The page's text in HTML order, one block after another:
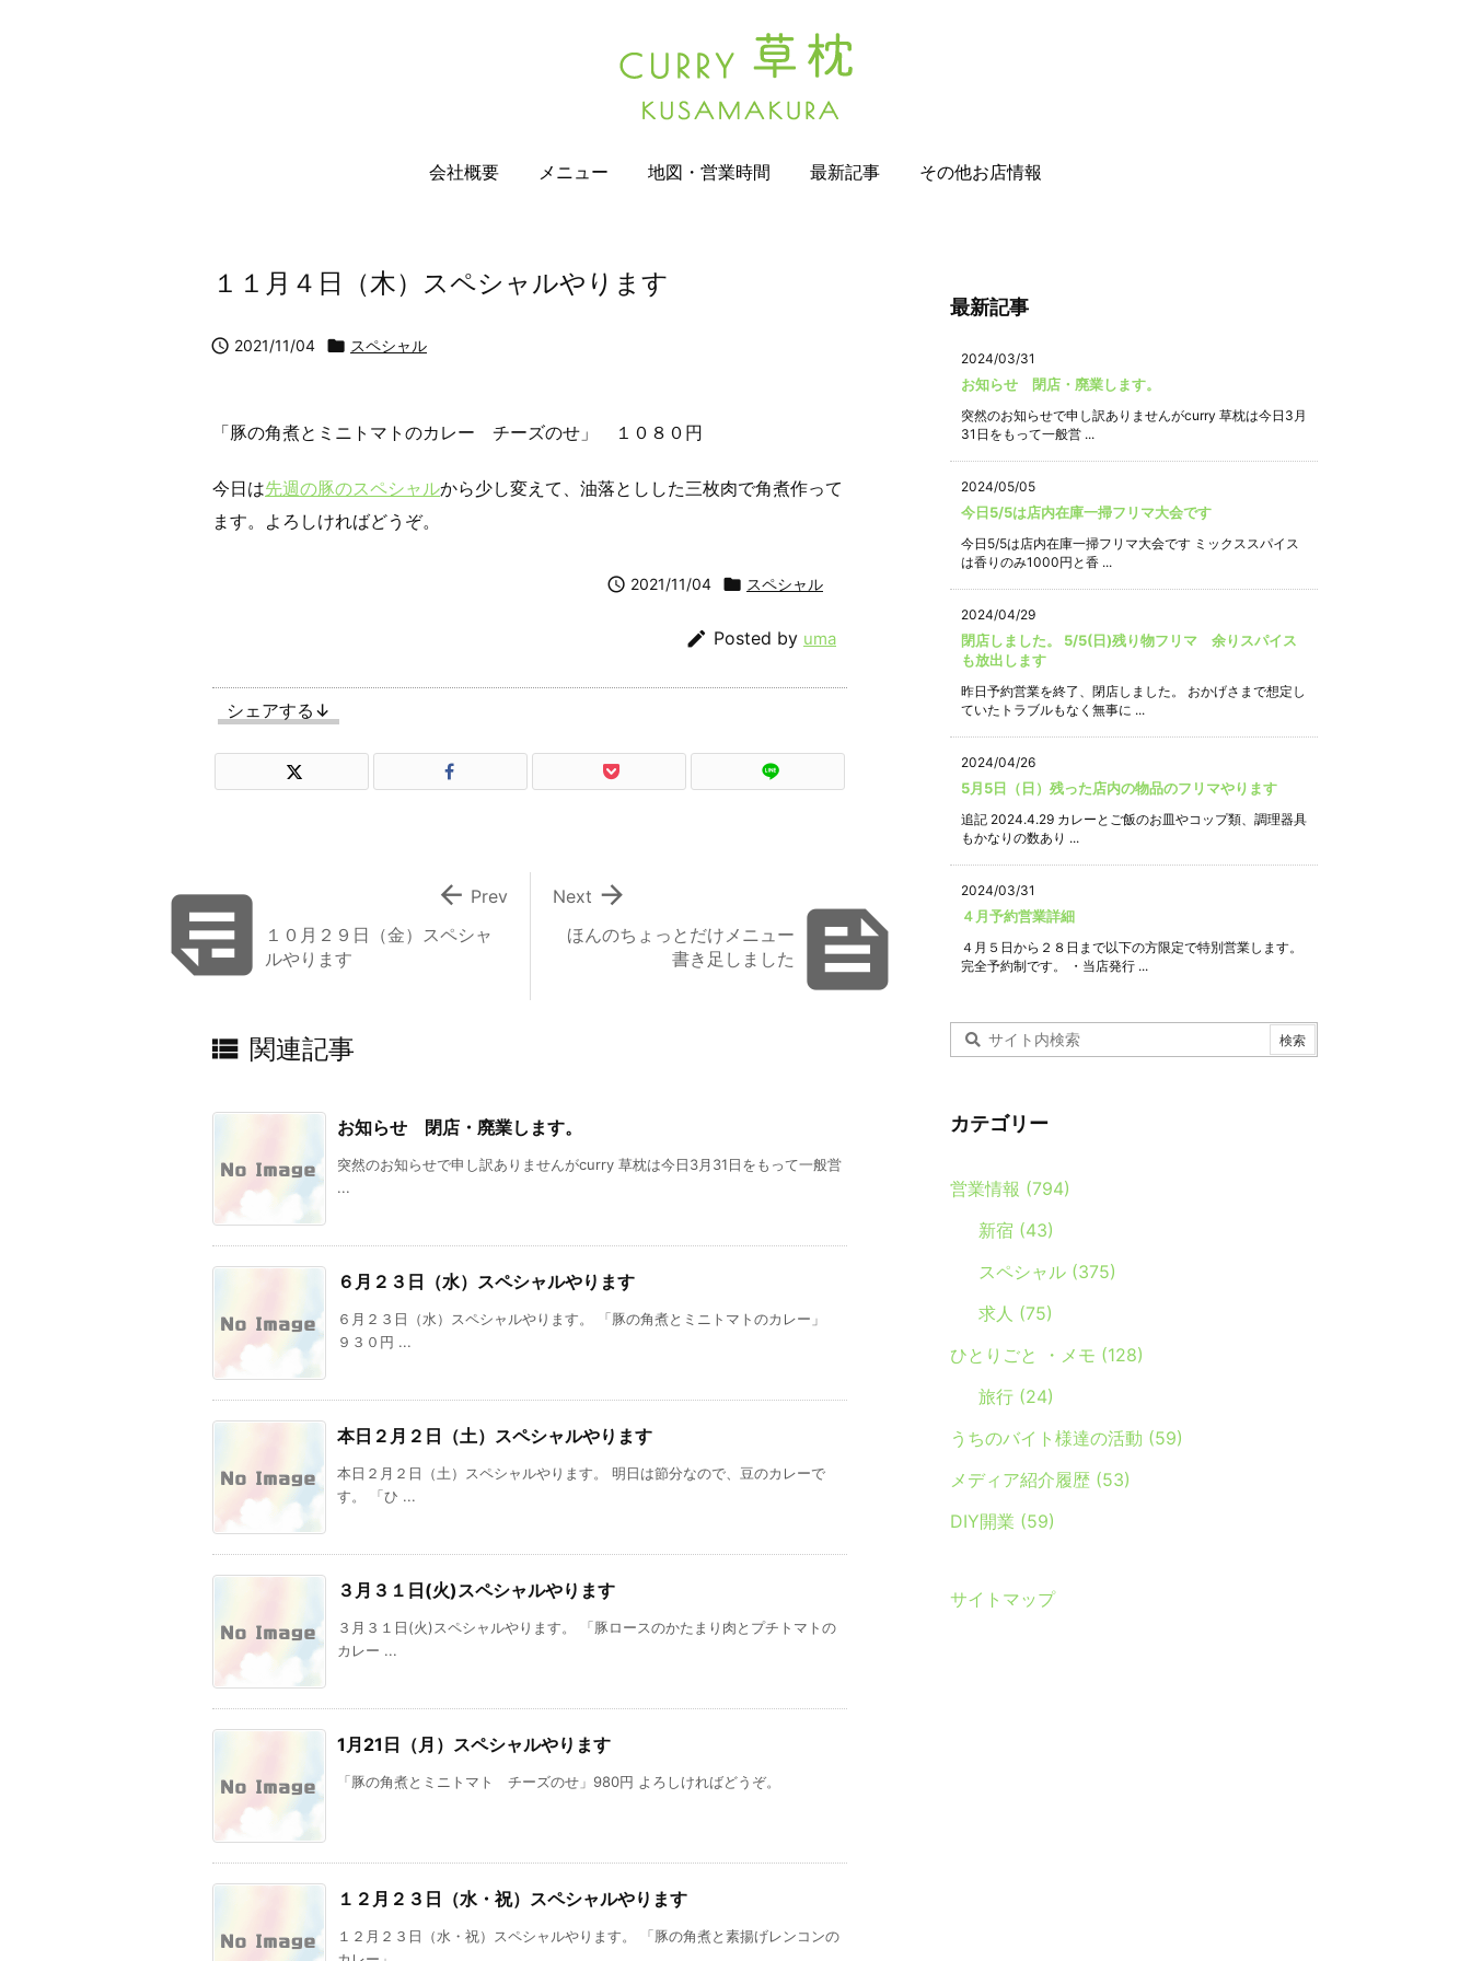
会社概要 メニュー 地図・営業時間 最新記事 その他お店情報
１１月４日（木）スペシャルやります
 2021/11/04  スペシャル
「豚の角煮とミニトマトのカレー チーズのせ」 １０８０円
今日は先週の豚のスペシャルから少し変えて、油落としした三枚肉で角煮作って
ます。よろしければどうぞ。
 2021/11/04  スペシャル
 Posted by uma
シェアする↓

ほんのちょっとだけメニュー
書き足しました

Next
１０月２９日（金）スペシャ
ルやります
 Prev
 関連記事
お知らせ 閉店・廃業します。
突然のお知らせで申し訳ありませんがcurry 草枕は今日3月31日をもって一般営
...
６月２３日（水）スペシャルやります
６月２３日（水）スペシャルやります。 「豚の角煮とミニトマトのカレー」
９３０円 ...
本日２月２日（土）スペシャルやります
本日２月２日（土）スペシャルやります。 明日は節分なので、豆のカレーで
す。 「ひ ...
３月３１日(火)スペシャルやります
３月３１日(火)スペシャルやります。 「豚ロースのかたまり肉とプチトマトの
カレー ...
1月21日（月）スペシャルやります
「豚の角煮とミニトマト チーズのせ」980円 よろしければどうぞ。
１２月２３日（水・祝）スペシャルやります
１２月２３日（水・祝）スペシャルやります。 「豚の角煮と素揚げレンコンの
最新記事
2024/03/31
お知らせ 閉店・廃業します。
突然のお知らせで申し訳ありませんがcurry 草枕は今日3月
31日をもって一般営 ...
2024/05/05
今日5/5は店内在庫一掃フリマ大会です
今日5/5は店内在庫一掃フリマ大会です ミックススパイス
は香りのみ1000円と香 ...
2024/04/29
閉店しました。 5/5(日)残り物フリマ 余りスパイス
も放出します
昨日予約営業を終了、閉店しました。 おかげさまで想定し
ていたトラブルもなく無事に ...
2024/04/26
5月5日（日）残った店内の物品のフリマやります
追記 2024.4.29 カレーとご飯のお皿やコップ類、調理器具
もかなりの数あり ...
2024/03/31
４月予約営業詳細
４月５日から２８日まで以下の方限定で特別営業します。
完全予約制です。 ・当店発行 ...
カテゴリー
営業情報 (794)
新宿 (43)
スペシャル (375)
求人 (75)
ひとりごと ・メモ (128)
旅行 (24)
うちのバイト様達の活動 (59)
メディア紹介履歴 (53)
DIY開業 (59)
サイトマップ